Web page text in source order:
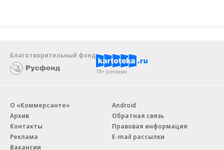
Благотворительный фонд
18+ реклама
О «Коммерсанте»
Архив
Контакты
Реклама
Вакансии
Android
Обратная связь
Правовая информация
E-mail рассылки